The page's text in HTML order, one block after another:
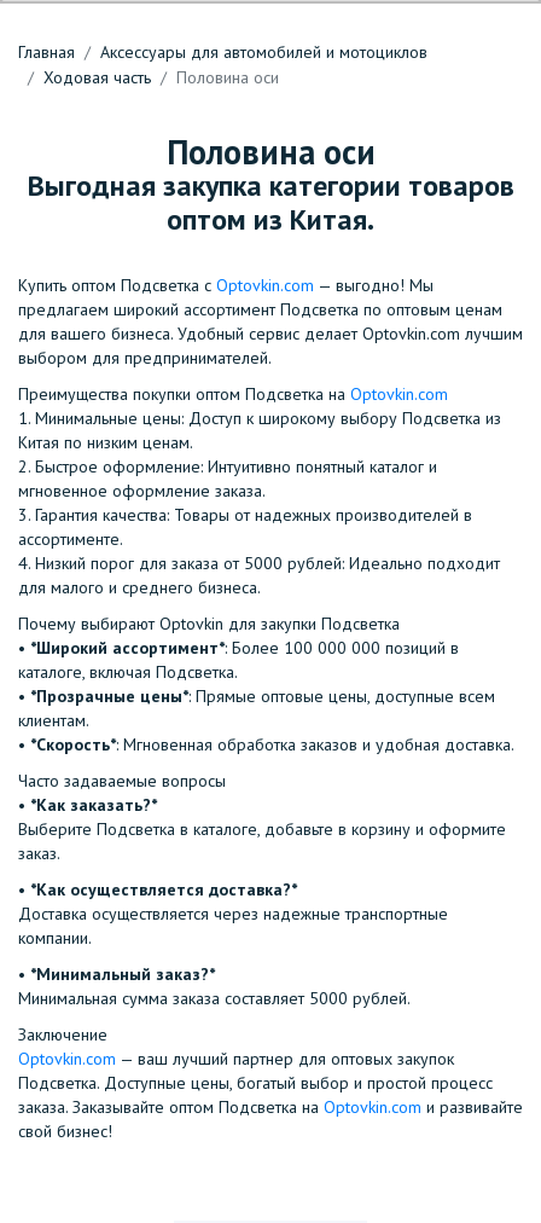
Главная
Аксессуары для автомобилей и мотоциклов
Ходовая часть
Половина оси
Половина оси
Выгодная закупка категории товаров
оптом из Китая.
Купить оптом Подсветка с Optovkin.com — выгодно! Мы
предлагаем широкий ассортимент Подсветка по оптовым ценам
для вашего бизнеса. Удобный сервис делает Optovkin.com лучшим
выбором для предпринимателей.
Преимущества покупки оптом Подсветка на Optovkin.com
1.⁠ ⁠Минимальные цены: Доступ к широкому выбору Подсветка из
Китая по низким ценам.
2.⁠ ⁠Быстрое оформление: Интуитивно понятный каталог и
мгновенное оформление заказа.
3.⁠ ⁠Гарантия качества: Товары от надежных производителей в
ассортименте.
4.⁠ ⁠Низкий порог для заказа от 5000 рублей: Идеально подходит
для малого и среднего бизнеса.
Почему выбирают Optovkin для закупки Подсветка
•⁠ ⁠ *Широкий ассортимент*: Более 100 000 000 позиций в
каталоге, включая Подсветка.
•⁠ ⁠ *Прозрачные цены*: Прямые оптовые цены, доступные всем
клиентам.
•⁠ ⁠ *Скорость*: Мгновенная обработка заказов и удобная доставка.
Часто задаваемые вопросы
•⁠ ⁠*Как заказать?*
Выберите Подсветка в каталоге, добавьте в корзину и оформите
заказ.
•⁠ ⁠ *Как осуществляется доставка?*
Доставка осуществляется через надежные транспортные
компании.
•⁠ ⁠ *Минимальный заказ?*
Минимальная сумма заказа составляет 5000 рублей.
Заключение
Optovkin.com — ваш лучший партнер для оптовых закупок
Подсветка. Доступные цены, богатый выбор и простой процесс
заказа. Заказывайте оптом Подсветка на Optovkin.com и развивайте
свой бизнес!